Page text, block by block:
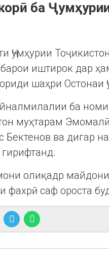
ба
Ҷумҳурии
иштирок дар
шаҳри Остонаи
ба
муҳтарам
Бектенов ва дигар
олиқадр
фахрӣ саф ороста